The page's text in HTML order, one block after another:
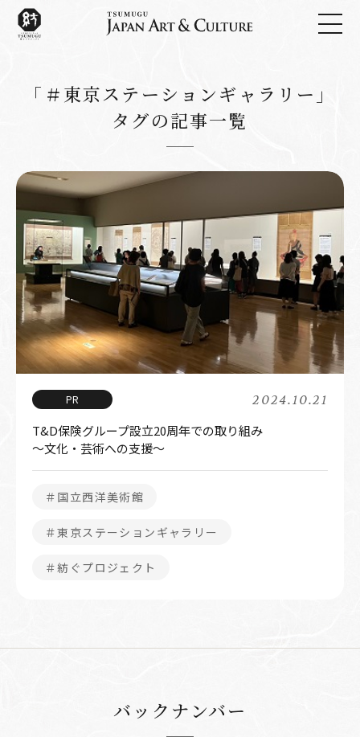
「＃東京ステーションギャラリー」
タグの記事一覧
2024.10.21
T&D保険グループ設立20周年での取り組み
～文化・芸術への支援～
＃国立西洋美術館
＃東京ステーションギャラリー
＃紡ぐプロジェクト
バックナンバー